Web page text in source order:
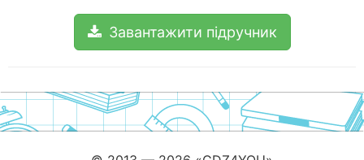
Завантажити підручник